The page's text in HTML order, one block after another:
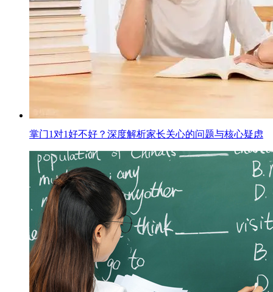
掌门1对1好不好？深度解析家长关心的问题与核心疑虑